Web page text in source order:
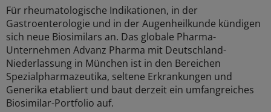
Für rheumatologische Indikationen, in der
Gastroenterologie und in der Augenheilkunde kündigen
sich neue Biosimilars an. Das globale Pharma-
Unternehmen Advanz Pharma mit Deutschland-
Niederlassung in München ist in den Bereichen
Spezialpharmazeutika, seltene Erkrankungen und
Generika etabliert und baut derzeit ein umfangreiches
Biosimilar-Portfolio auf.